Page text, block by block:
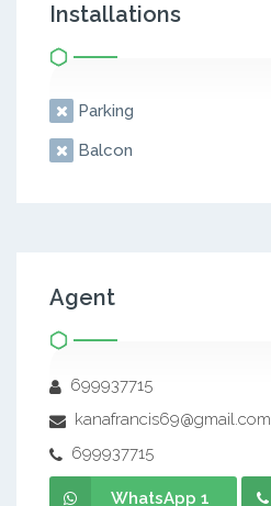
Installations
Parking
Balcon
Agent
699937715
kanafrancis69@gmail.com
699937715
WhatsApp 1